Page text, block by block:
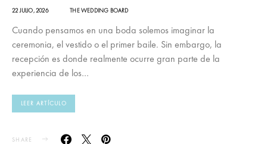
22 JULIO, 2026 THE WEDDING BOARD
Cuando pensamos en una boda solemos imaginar la
ceremonia, el vestido o el primer baile. Sin embargo, la
recepción es donde realmente ocurre gran parte de la
experiencia de los…
LEER ARTÍCULO
SHARE